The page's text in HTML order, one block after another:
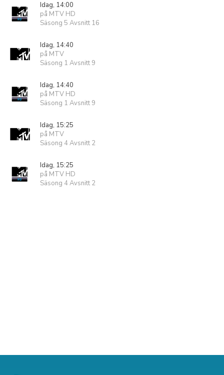
Idag, 14:00
på MTV HD
Säsong 5 Avsnitt 16
Idag, 14:40
på MTV
Säsong 1 Avsnitt 9
Idag, 14:40
på MTV HD
Säsong 1 Avsnitt 9
Idag, 15:25
på MTV
Säsong 4 Avsnitt 2
Idag, 15:25
på MTV HD
Säsong 4 Avsnitt 2